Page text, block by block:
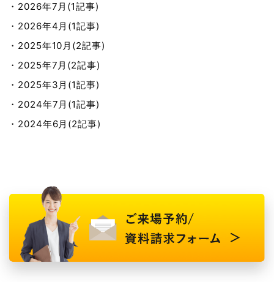
・2026年7月(1記事)
・2026年4月(1記事)
・2025年10月(2記事)
・2025年7月(2記事)
・2025年3月(1記事)
・2024年7月(1記事)
・2024年6月(2記事)
・2023年12月(1記事)
・2023年11月(1記事)
・2023年9月(2記事)
・2023年8月(2記事)